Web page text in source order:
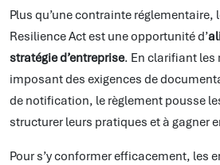
Plus qu’une contrainte
Resilience Act est une opportunité d’
stratégie d’entreprise. En clarifiant les
imposant des exigences de
de notification, le règlement pousse
structurer leurs pratiques et à gagner
Pour s’y conformer efficacement, les